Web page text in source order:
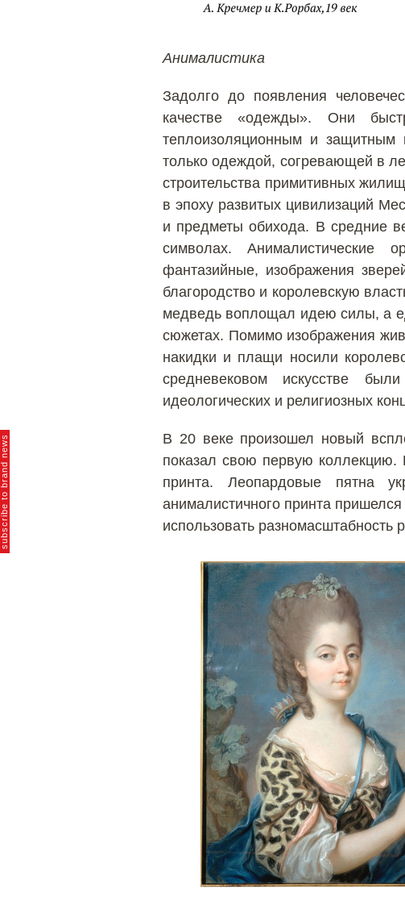
news
Анималистика
Задолго до появления
качестве «одежды». Они
теплоизоляционным и
только одеждой, согревающей в
строительства примитивных
в эпоху развитых цивилизаций
и предметы обихода. В средние
символах. Анималистические
фантазийные, изображения
благородство и королевскую
медведь воплощал идею силы, а
сюжетах. Помимо изображения
накидки и плащи носили
средневековом искусстве
идеологических и религиозных
В 20 веке произошел новый
показал свою первую
принта. Леопардовые пятна
анималистичного принта
использовать разномасштабность